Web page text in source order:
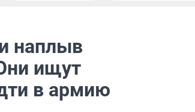
наплыв
ищут
в армию